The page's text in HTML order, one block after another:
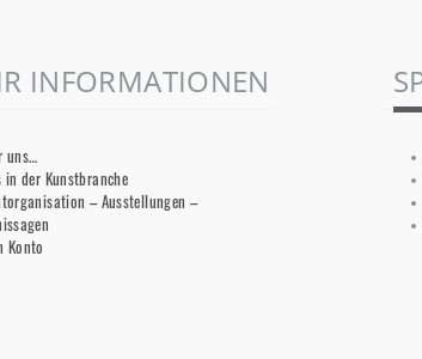
INFORMATIONEN
uns…
in der Kunstbranche
– Ausstellungen –
Konto